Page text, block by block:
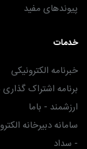
پیوندهای مفید
خدمات
خبرنامه الکترونیکی
برنامه اشتراک
ارزشمند - باما
سامانه دبیرخانه
- سداد